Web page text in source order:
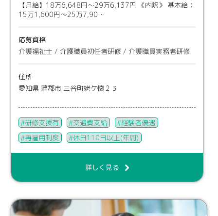
【月給】18万6,648円〜29万6,137円 《内訳》 基本給：
15万1,600円〜25万7,90…
応募資格
介護福祉士 / 介護職員初任者研修 / 介護職員実務者研修
住所
愛知県 蒲郡市 三谷町姥ケ懐２３
研修支援有 交通費支給
経験者優遇
再雇用制度
休日110日以上(年間)
詳しく見る